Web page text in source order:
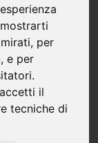
per
e per
il
tecniche di